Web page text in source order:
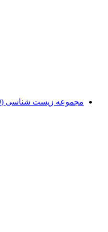
مجموعه زیست شناسی (19)